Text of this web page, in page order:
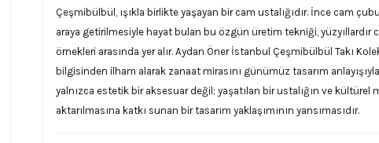
Çeşmibülbül, ışıkla birlikte yaşayan bir cam ustalığıdır. İnce cam
araya getirilmesiyle hayat bulan bu özgün üretim tekniği, yüzyıllardır
örnekleri arasında yer alır. Aydan Öner İstanbul Çeşmibülbül Takı
bilgisinden ilham alarak zanaat mirasını günümüz tasarım
yalnızca estetik bir aksesuar değil; yaşatılan bir ustalığın ve kültürel
aktarılmasına katkı sunan bir tasarım yaklaşımının yansımasıdır.